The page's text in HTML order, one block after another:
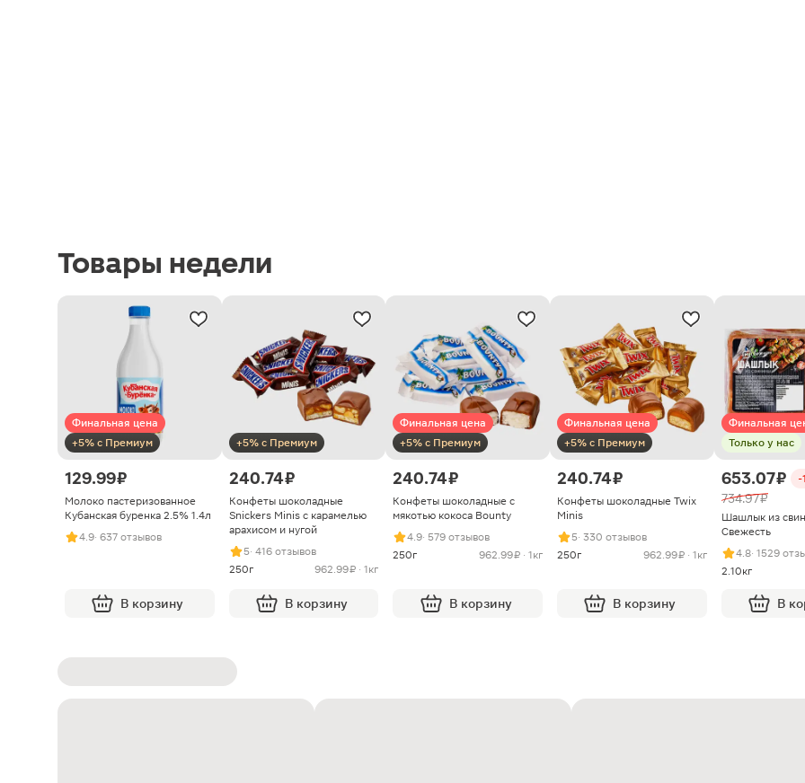
Товары недели
Финальная цена
+5% с Премиум
129.99 ₽
Молоко пастеризованное
Кубанская буренка 2.5% 1.4л
4.9· 637 отзывов
В корзину
+5% с Премиум
240.74 ₽
Конфеты шоколадные
Snickers Minis с карамелью
арахисом и нугой
5· 416 отзывов
250г
962.99 ₽ · 1кг
В корзину
Финальная цена
+5% с Премиум
240.74 ₽
Конфеты шоколадные с
мякотью кокоса Bounty
4.9· 579 отзывов
250г
962.99 ₽ · 1кг
В корзину
Финальная цена
+5% с Премиум
240.74 ₽
Конфеты шоколадные Twix
Minis
5· 330 отзывов
250г
962.99 ₽ · 1кг
В корзину
Финальная
Только у нас
653.07 ₽ -
734.97 ₽
Шашлык из
Свежесть
4.8· 1529
2.10кг
В